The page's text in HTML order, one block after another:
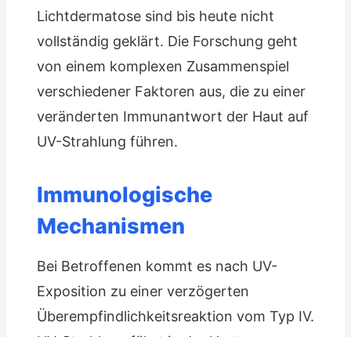
Lichtdermatose sind bis heute nicht
vollständig geklärt. Die Forschung geht
von einem komplexen Zusammenspiel
verschiedener Faktoren aus, die zu einer
veränderten Immunantwort der Haut auf
UV-Strahlung führen.
Immunologische
Mechanismen
Bei Betroffenen kommt es nach UV-
Exposition zu einer verzögerten
Überempfindlichkeitsreaktion vom Typ IV.